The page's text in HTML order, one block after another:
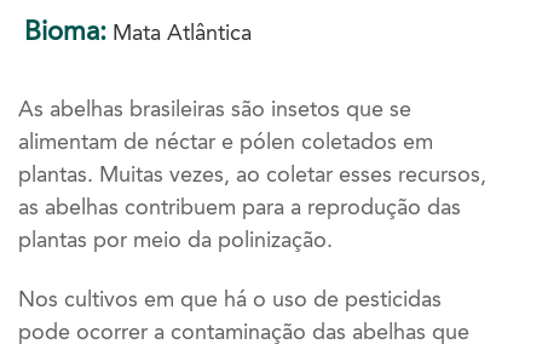
Bioma: Mata Atlântica
As abelhas brasileiras são insetos que se
alimentam de néctar e pólen coletados em
plantas. Muitas vezes, ao coletar esses recursos,
as abelhas contribuem para a reprodução das
plantas por meio da polinização.
Nos cultivos em que há o uso de pesticidas
pode ocorrer a contaminação das abelhas que